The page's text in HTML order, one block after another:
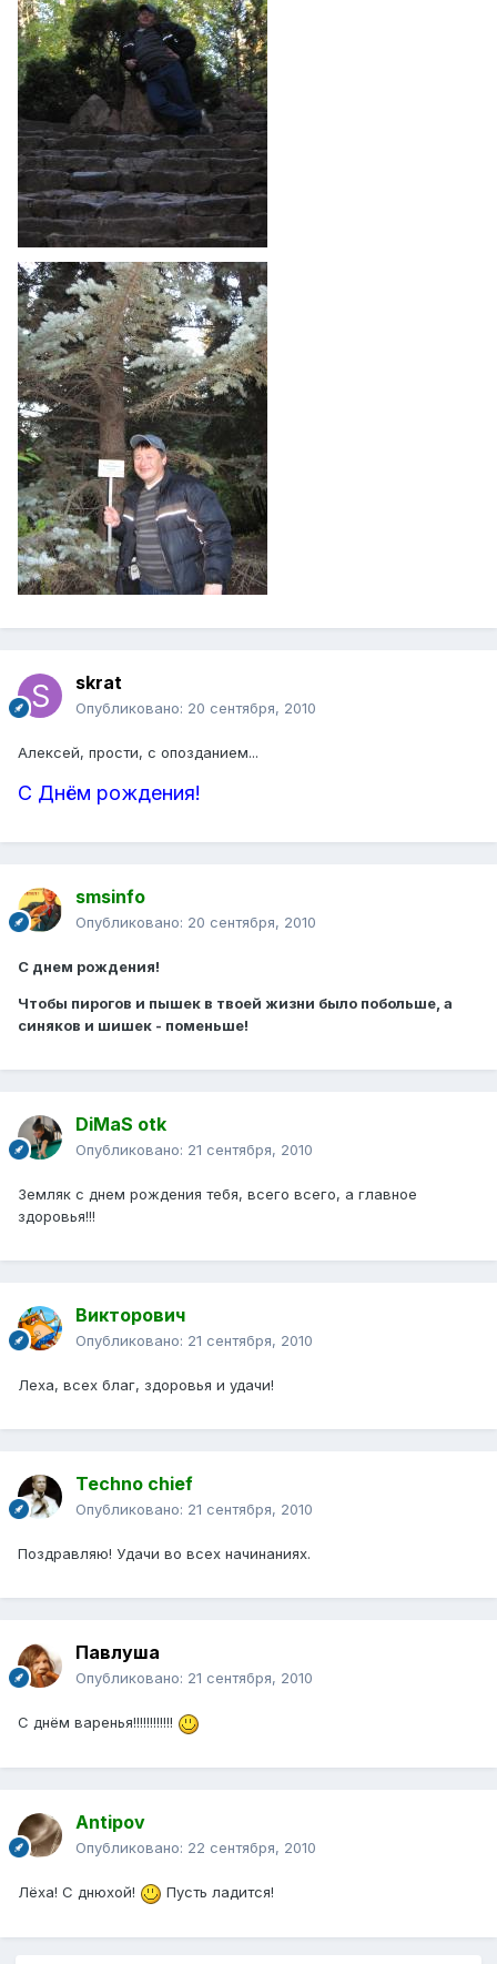
skrat
Опубликовано: 20 сентября, 2010
Алексей, прости, с опозданием...
С Днём рождения!
smsinfo
Опубликовано: 20 сентября, 2010
С днем рождения!
Чтобы пирогов и пышек в твоей жизни было побольше, а
синяков и шишек - поменьше!
DiMaS otk
Опубликовано: 21 сентября, 2010
Земляк с днем рождения тебя, всего всего, а главное
здоровья!!!
Викторович
Опубликовано: 21 сентября, 2010
Леха, всех благ, здоровья и удачи!
Techno chief
Опубликовано: 21 сентября, 2010
Поздравляю! Удачи во всех начинаниях.
Павлуша
Опубликовано: 21 сентября, 2010
С днём варенья!!!!!!!!!!!!
Antipov
Опубликовано: 22 сентября, 2010
Лёха! С днюхой! Пусть ладится!